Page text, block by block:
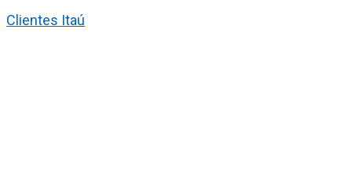
Clientes Itaú